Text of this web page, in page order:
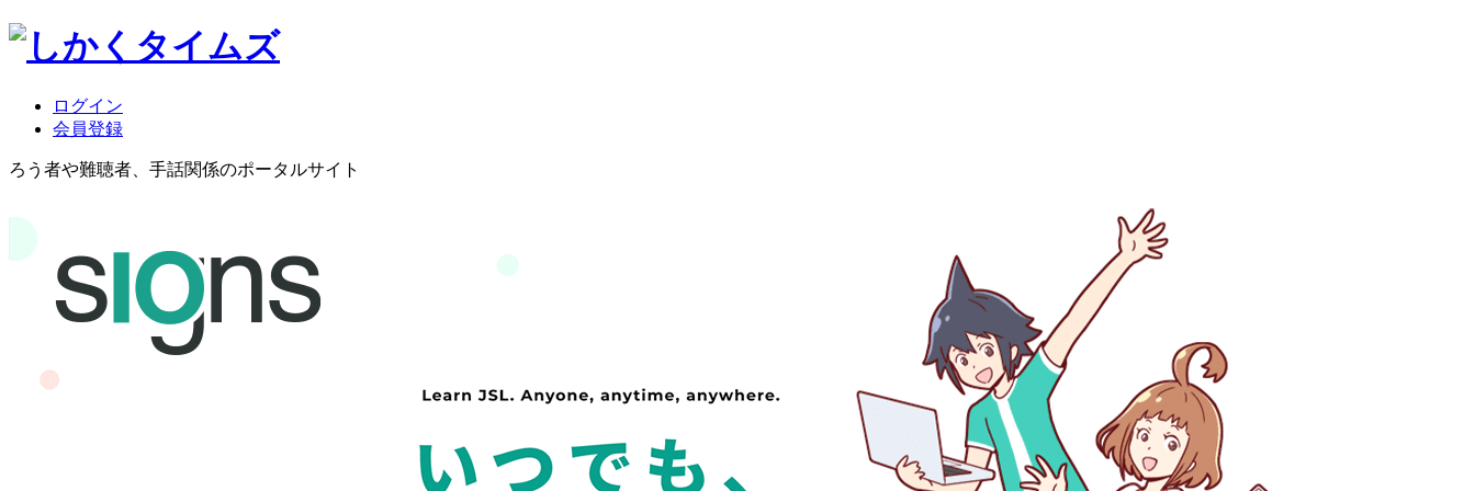
ログイン
会員登録
ろう者や難聴者、手話関係のポータルサイト